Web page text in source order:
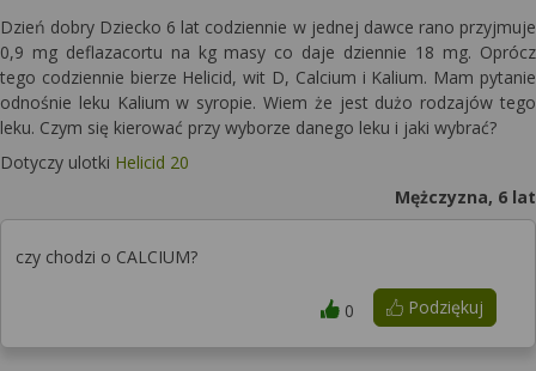
Dzień dobry Dziecko 6 lat codziennie w jednej dawce rano przyjmuje
0,9 mg deflazacortu na kg masy co daje dziennie 18 mg. Oprócz
tego codziennie bierze Helicid, wit D, Calcium i Kalium. Mam pytanie
odnośnie leku Kalium w syropie. Wiem że jest dużo rodzajów tego
leku. Czym się kierować przy wyborze danego leku i jaki wybrać?
Dotyczy ulotki Helicid 20
Mężczyzna, 6 lat
czy chodzi o CALCIUM?
Podziękuj
0